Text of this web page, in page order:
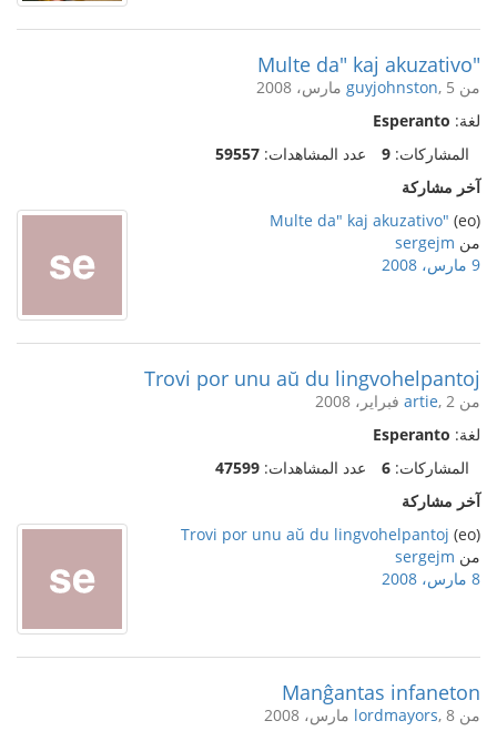
"Multe da" kaj akuzativo
من guyjohnston, 5 مارس، 2008
لغة: Esperanto
المشاركات: 9 عدد المشاهدات: 59557
آخر مشاركة
(eo)
"Multe da" kaj akuzativo
من sergejm
9 مارس، 2008
Trovi por unu aŭ du lingvohelpantoj
من artie, 2 فبراير، 2008
لغة: Esperanto
المشاركات: 6 عدد المشاهدات: 47599
آخر مشاركة
(eo)
Trovi por unu aŭ du lingvohelpantoj
من sergejm
8 مارس، 2008
Manĝantas infaneton
من lordmayors, 8 مارس، 2008